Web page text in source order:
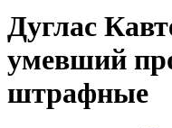
Дуглас
умевший
штрафные